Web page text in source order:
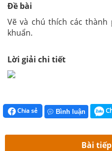
Đề bài
Vẽ và chú thích các
khuẩn.
Lời giải chi tiết
Chia sẻ Bình luận
Bài